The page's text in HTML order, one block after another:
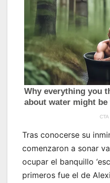
Tras conocerse su
comenzaron a sonar
ocupar el banquillo
primeros fue el de